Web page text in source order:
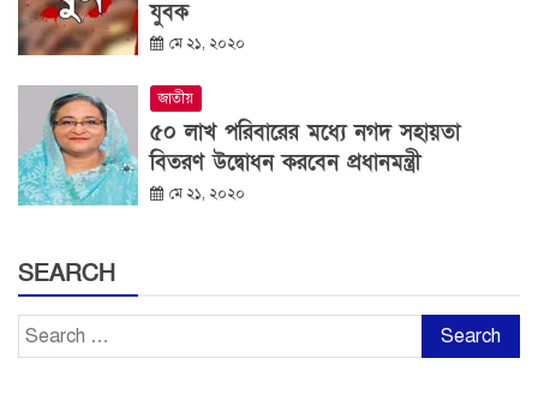
যুবক
মে ২১, ২০২০
জাতীয়
৫০ লাখ পরিবারের মধ্যে নগদ সহায়তা
বিতরণ উদ্বোধন করবেন প্রধানমন্ত্রী
মে ২১, ২০২০
SEARCH
Search
for: